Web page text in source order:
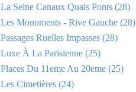
La Seine Canaux Quais Ponts (28)
Les Monuments - Rive Gauche (28)
Passages Ruelles Impasses (28)
Luxe À La Parisienne (25)
Places Du 11eme Au 20eme (25)
Les Cimetières (24)